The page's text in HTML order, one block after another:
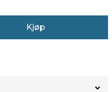
Kjøp